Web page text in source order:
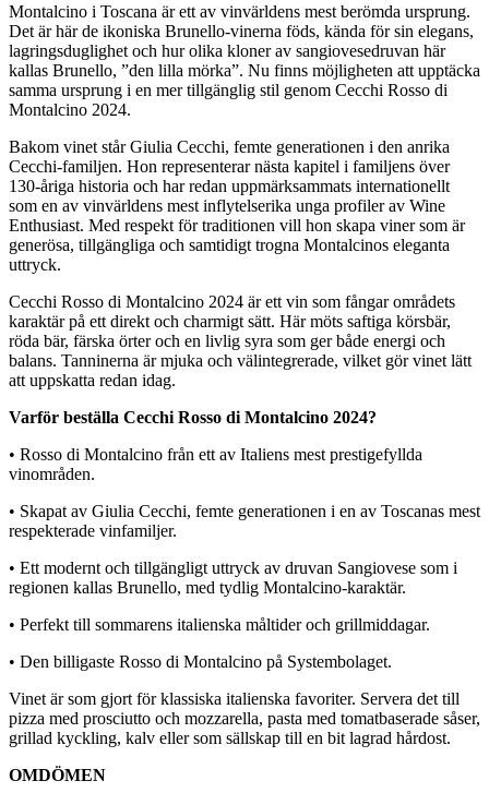
Montalcino i Toscana är ett av vinvärldens mest berömda ursprung.
Det är här de ikoniska Brunello-vinerna föds, kända för sin elegans,
lagringsduglighet och hur olika kloner av sangiovesedruvan här
kallas Brunello, ”den lilla mörka”. Nu finns möjligheten att upptäcka
samma ursprung i en mer tillgänglig stil genom Cecchi Rosso di
Montalcino 2024.
Bakom vinet står Giulia Cecchi, femte generationen i den anrika
Cecchi-familjen. Hon representerar nästa kapitel i familjens över
130-åriga historia och har redan uppmärksammats internationellt
som en av vinvärldens mest inflytelserika unga profiler av Wine
Enthusiast. Med respekt för traditionen vill hon skapa viner som är
generösa, tillgängliga och samtidigt trogna Montalcinos eleganta
uttryck.
Cecchi Rosso di Montalcino 2024 är ett vin som fångar områdets
karaktär på ett direkt och charmigt sätt. Här möts saftiga körsbär,
röda bär, färska örter och en livlig syra som ger både energi och
balans. Tanninerna är mjuka och välintegrerade, vilket gör vinet lätt
att uppskatta redan idag.
Varför beställa Cecchi Rosso di Montalcino 2024?
• Rosso di Montalcino från ett av Italiens mest prestigefyllda
vinområden.
• Skapat av Giulia Cecchi, femte generationen i en av Toscanas mest
respekterade vinfamiljer.
• Ett modernt och tillgängligt uttryck av druvan Sangiovese som i
regionen kallas Brunello, med tydlig Montalcino-karaktär.
• Perfekt till sommarens italienska måltider och grillmiddagar.
• Den billigaste Rosso di Montalcino på Systembolaget.
Vinet är som gjort för klassiska italienska favoriter. Servera det till
pizza med prosciutto och mozzarella, pasta med tomatbaserade såser,
grillad kyckling, kalv eller som sällskap till en bit lagrad hårdost.
OMDÖMEN